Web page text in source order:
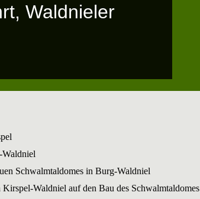
Waldnieler
Schwalmtaldomes in Burg-Waldniel
Waldniel auf den Bau des Schwalmtaldomes